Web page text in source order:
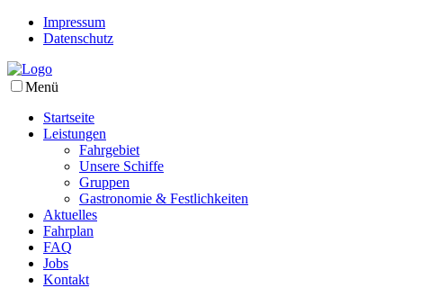
Impressum
Datenschutz
Menü
Startseite
Leistungen
Fahrgebiet
Unsere Schiffe
Gruppen
Gastronomie & Festlichkeiten
Aktuelles
Fahrplan
FAQ
Jobs
Kontakt